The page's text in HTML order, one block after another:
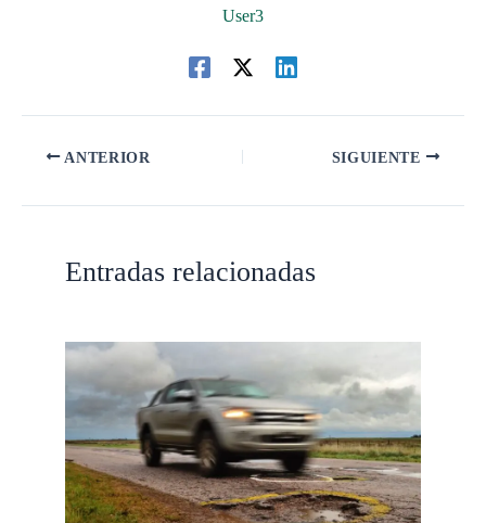
User3
ANTERIOR SIGUIENTE
Entradas relacionadas